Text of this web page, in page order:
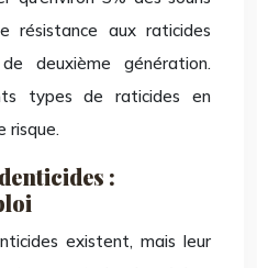
résistance aux raticides
deuxième génération.
types de raticides en
risque.
:
existent, mais leur